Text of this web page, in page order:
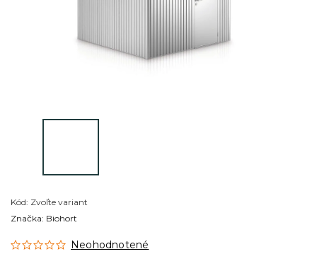
Kód: Zvoľte variant
Neohodnotené
Značka: Biohort